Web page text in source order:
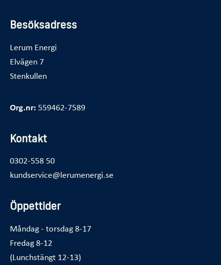
Besöksadress
Lerum Energi
Elvägen 7
Stenkullen
Org.nr: 559462-7589
Kontakt
0302-558 50
kundservice@lerumenergi.se
Öppettider
Måndag - torsdag 8-17
Fredag 8-12
(Lunchstängt 12-13)